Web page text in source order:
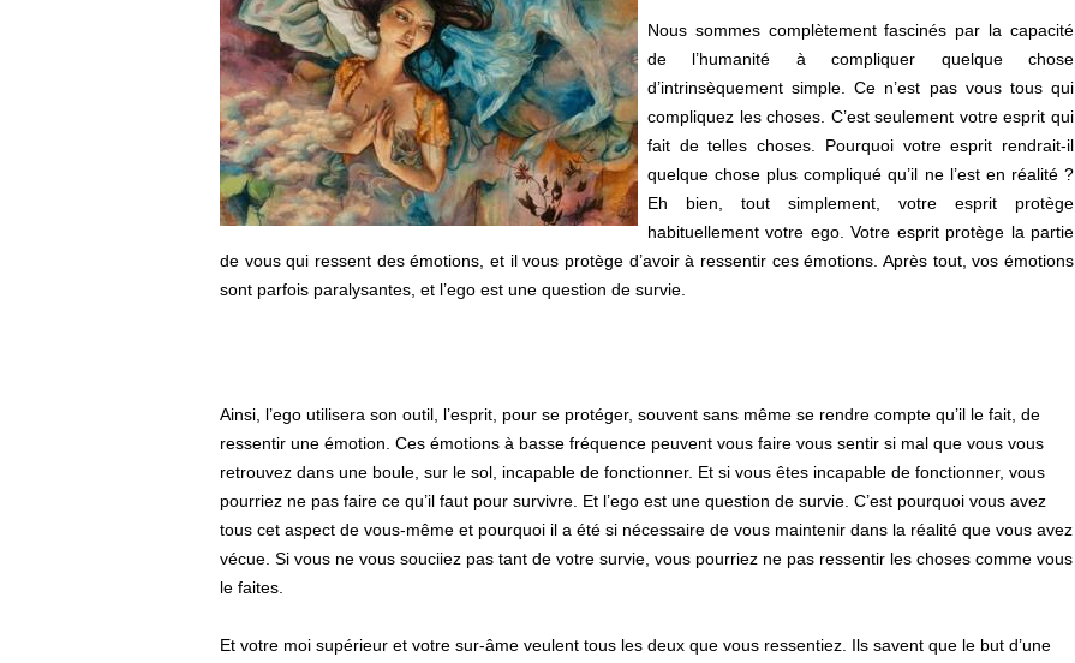
Nous sommes complètement fascinés par la capacité
de l’humanité à compliquer quelque chose
d’intrinsèquement simple. Ce n’est pas vous tous qui
compliquez les choses. C’est seulement votre esprit qui
fait de telles choses. Pourquoi votre esprit rendrait-il
quelque chose plus compliqué qu’il ne l’est en réalité ?
Eh bien, tout simplement, votre esprit protège
habituellement votre ego. Votre esprit protège la partie
de vous qui ressent des émotions, et il vous protège d’avoir à ressentir ces émotions. Après tout, vos émotions
sont parfois paralysantes, et l’ego est une question de survie.
Ainsi, l’ego utilisera son outil, l’esprit, pour se protéger, souvent sans même se rendre compte qu’il le fait, de
ressentir une émotion. Ces émotions à basse fréquence peuvent vous faire vous sentir si mal que vous vous
retrouvez dans une boule, sur le sol, incapable de fonctionner. Et si vous êtes incapable de fonctionner, vous
pourriez ne pas faire ce qu’il faut pour survivre. Et l’ego est une question de survie. C’est pourquoi vous avez
tous cet aspect de vous-même et pourquoi il a été si nécessaire de vous maintenir dans la réalité que vous avez
vécue. Si vous ne vous souciiez pas tant de votre survie, vous pourriez ne pas ressentir les choses comme vous
le faites.
Et votre moi supérieur et votre sur-âme veulent tous les deux que vous ressentiez. Ils savent que le but d’une